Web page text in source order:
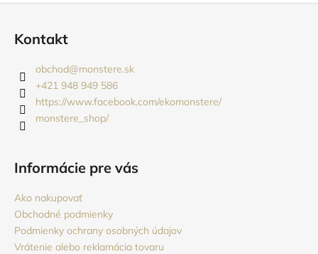
p
r
s
u
Kontakt
obchod@monstere.sk
+421 948 949 586
https://www.facebook.com/ekomonstere/
monstere_shop/
Informácie pre vás
Ako nakupovať
Obchodné podmienky
Podmienky ochrany osobných údajov
Vrátenie alebo reklamácia tovaru